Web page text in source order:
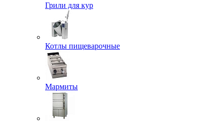
Грили для кур
Котлы пищеварочные
Мармиты